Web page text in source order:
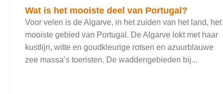
Wat is het mooiste deel van Portugal?
Voor velen is de Algarve, in het zuiden van het land, het
mooiste gebied van Portugal. De Algarve lokt met haar
kustlijn, witte en goudkleurige rotsen en azuurblauwe
zee massa’s toeristen. De waddengebieden bij...